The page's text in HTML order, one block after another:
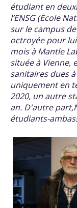
étudiant en
l’ENSG (Ecole
sur le campus
octroyée pour
mois à Mantle
située à Vienne,
sanitaires dues
uniquement en
2020, un autre
an. D'autre
étudiants-